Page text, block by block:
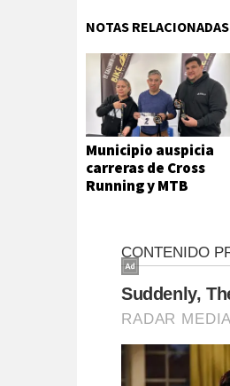
NOTAS RELACIONADAS
Municipio auspicia
carreras de Cross
Running y MTB